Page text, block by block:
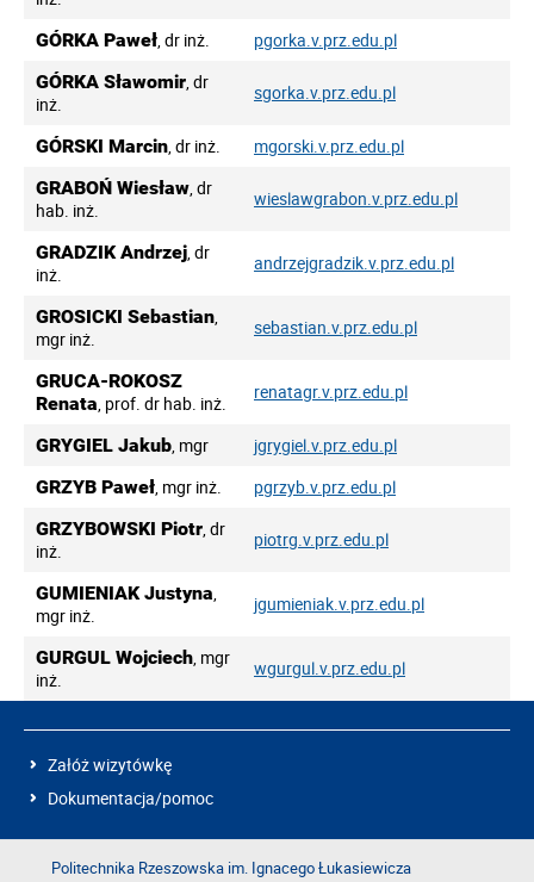
GÓRKA Paweł, dr inż.
pgorka.v.prz.edu.pl
GÓRKA Sławomir, dr
inż.
sgorka.v.prz.edu.pl
GÓRSKI Marcin, dr inż.
mgorski.v.prz.edu.pl
GRABOŃ Wiesław, dr
hab. inż.
wieslawgrabon.v.prz.edu.pl
GRADZIK Andrzej, dr
inż.
andrzejgradzik.v.prz.edu.pl
GROSICKI Sebastian,
mgr inż.
sebastian.v.prz.edu.pl
GRUCA-ROKOSZ
Renata, prof. dr hab. inż.
renatagr.v.prz.edu.pl
GRYGIEL Jakub, mgr
jgrygiel.v.prz.edu.pl
GRZYB Paweł, mgr inż.
pgrzyb.v.prz.edu.pl
GRZYBOWSKI Piotr, dr
inż.
piotrg.v.prz.edu.pl
GUMIENIAK Justyna,
mgr inż.
jgumieniak.v.prz.edu.pl
GURGUL Wojciech, mgr
inż.
wgurgul.v.prz.edu.pl
Załóż wizytówkę
Dokumentacja/pomoc
Politechnika Rzeszowska im. Ignacego Łukasiewicza